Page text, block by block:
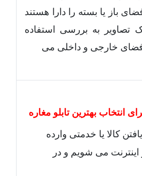
باز یا بسته را دارا هستند
تصاویر به بررسی استفاده
فضای خارجی و داخلی می
انتخاب بهترین تابلو مغاره
کالا یا خدمتی وارده
می شویم و در